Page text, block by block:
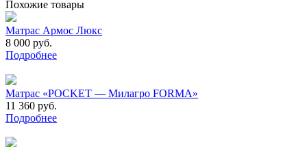
Похожие товары
Матрас Армос Люкс
8 000 руб.
Подробнее
Матрас «POCKET — Милагро FORMA»
11 360 руб.
Подробнее